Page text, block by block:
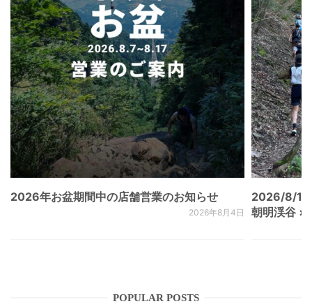
2026年お盆期間中の店舗営業のお知らせ
2026年8月4日
2026/8/
朝明渓谷 ×
POPULAR POSTS